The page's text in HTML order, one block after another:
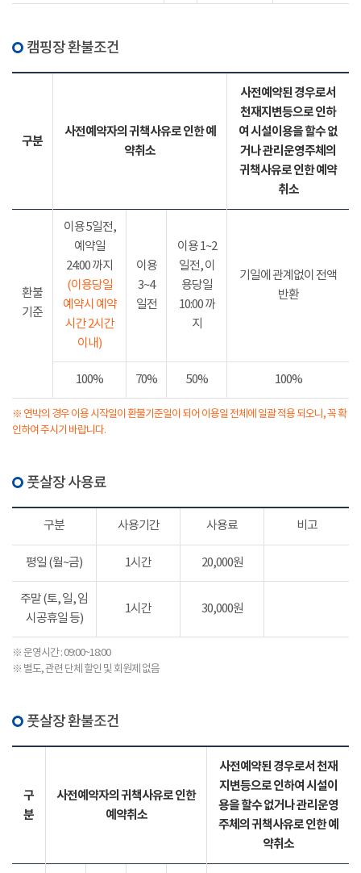
캠핑장 환불조건
구분
사전예약자의 귀책사유로 인한 예
약취소
사전예약된 경우로서
천재지변등으로 인하
여 시설이용을 할수 없
거나 관리운영주체의
귀책사유로 인한 예약
취소
환불
기준
이용 5일전,
예약일
24:00 까지
(이용당일
예약시 예약
시간 2시간
이내)
이용
3~4
일전
이용 1~2
일전, 이
용당일
10:00 까
지
기일에 관계없이 전액
반환
100% 70% 50% 100%
※ 연박의 경우 이용 시작일이 환불기준일이 되어 이용일 전체에 일괄 적용 되오니, 꼭 확
인하여 주시기 바랍니다.
풋살장 사용료
구분 사용기간 사용료 비고
평일 (월~금) 1시간 20,000원
주말 (토, 일, 임
시공휴일 등)
1시간 30,000원
※ 운영시간 : 09:00~18:00
※ 별도, 관련 단체 할인 및 회원제 없음
풋살장 환불조건
구
분
사전예약자의 귀책사유로 인한
예약취소
사전예약된 경우로서 천재
지변등으로 인하여 시설이
용을 할수 없거나 관리운영
주체의 귀책사유로 인한 예
약취소